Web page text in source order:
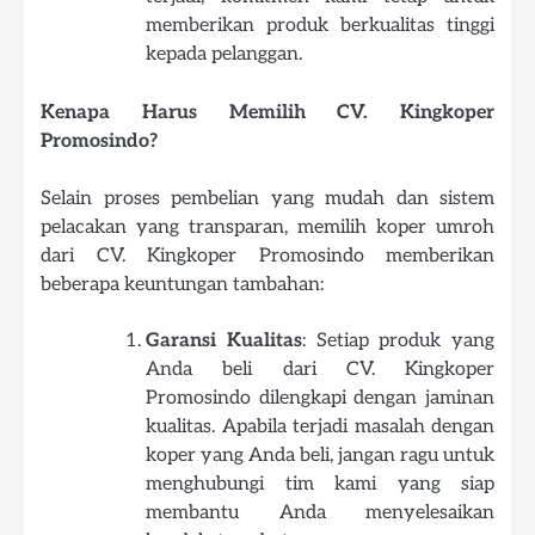
memberikan produk berkualitas tinggi
kepada pelanggan.
Kenapa Harus Memilih CV. Kingkoper
Promosindo?
Selain proses pembelian yang mudah dan sistem
pelacakan yang transparan, memilih koper umroh
dari CV. Kingkoper Promosindo memberikan
beberapa keuntungan tambahan:
Garansi Kualitas: Setiap produk yang
Anda beli dari CV. Kingkoper
Promosindo dilengkapi dengan jaminan
kualitas. Apabila terjadi masalah dengan
koper yang Anda beli, jangan ragu untuk
menghubungi tim kami yang siap
membantu Anda menyelesaikan